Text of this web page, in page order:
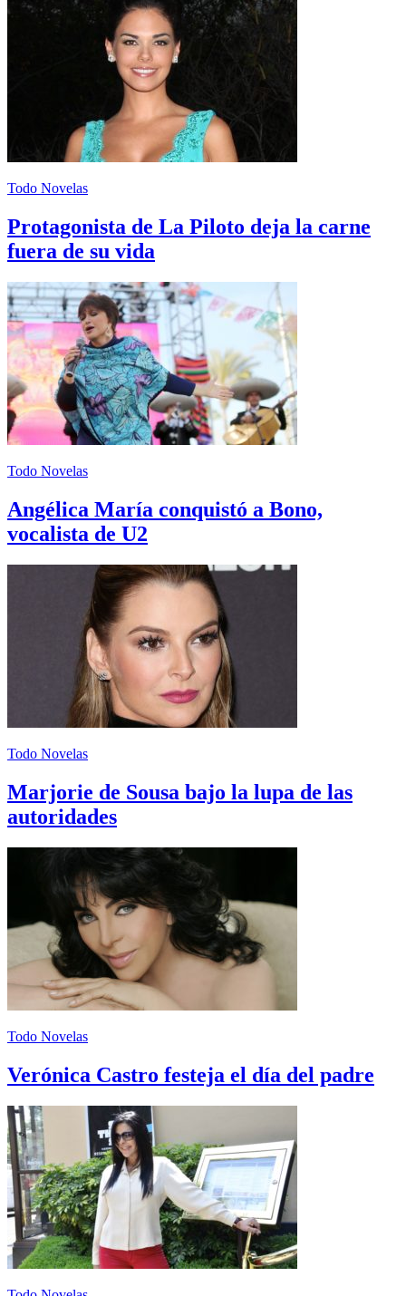
Todo Novelas
Protagonista de La Piloto deja la carne
fuera de su vida
Todo Novelas
Angélica María conquistó a Bono,
vocalista de U2
Todo Novelas
Marjorie de Sousa bajo la lupa de las
autoridades
Todo Novelas
Verónica Castro festeja el día del padre